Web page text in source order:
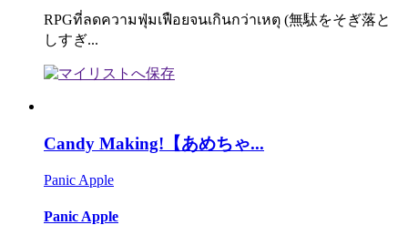
RPGที่ลดความฟุ่มเฟือยจนเกินกว่าเหตุ (無駄をそぎ落と
しすぎ...
Candy Making!【あめちゃ...
Panic Apple
Panic Apple